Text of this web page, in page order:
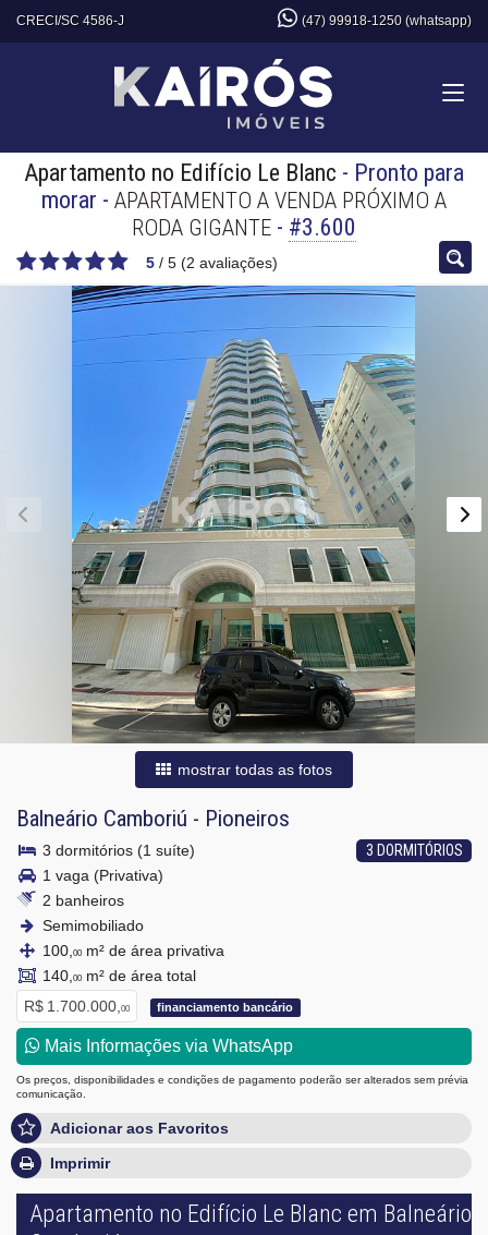
CRECI/SC 4586-J (47) 99918-1250 (whatsapp)
Apartamento no Edifício Le Blanc - Pronto para
morar - APARTAMENTO A VENDA PRÓXIMO A
RODA GIGANTE - #3.600
5 / 5 (2 avaliações)
mostrar todas as fotos
Balneário Camboriú - Pioneiros
3 DORMITÓRIOS
3 dormitórios (1 suíte)
1 vaga (Privativa)
2 banheiros
Semimobiliado
100, 00m² de área privativa
140, 00m² de área total
R$ 1.700.000, 00 financiamento bancário
Mais Informações via WhatsApp
Os preços, disponibilidades e condições de pagamento poderão ser alterados sem prévia
comunicação.
Adicionar aos Favoritos
Imprimir
Apartamento no Edifício Le Blanc em Balneário